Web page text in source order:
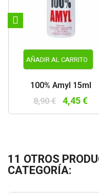
AÑADIR AL CARRITO
100% Amyl 15ml
8,90 € 4,45 €
11 OTROS
CATEGORÍA: